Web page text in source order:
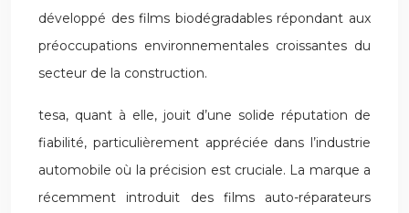
développé des films biodégradables répondant aux
préoccupations environnementales croissantes du
secteur de la construction.
tesa, quant à elle, jouit d’une solide réputation de
fiabilité, particulièrement appréciée dans l’industrie
automobile où la précision est cruciale. La marque a
récemment introduit des films auto-réparateurs